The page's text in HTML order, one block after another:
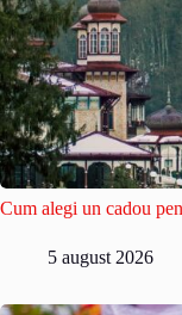
Cum alegi un cadou
5 august 2026